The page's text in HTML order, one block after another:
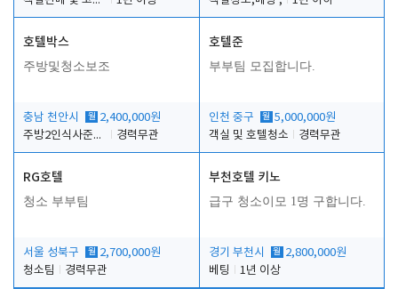
호텔박스
주방및청소보조
충남 천안시 월 2,400,000원
주방2인식사준비및청소린렌보조
경력무관
호텔준
부부팀 모집합니다.
인천 중구 월 5,000,000원
객실 및 호텔청소
경력무관
RG호텔
청소 부부팀
서울 성북구 월 2,700,000원
청소팀
경력무관
부천호텔 키노
급구 청소이모 1명 구합니다.
경기 부천시 월 2,800,000원
베팅
1년 이상